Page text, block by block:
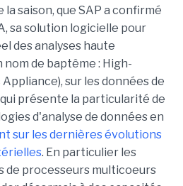
saison, que SAP a confirmé
sa solution logicielle pour
des analyses haute
de baptême : High-
sur les données de
présente la particularité de
d'analyse de données en
sur les dernières évolutions
. En particulier les
processeurs multicoeurs